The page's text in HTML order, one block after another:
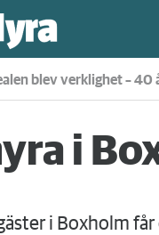
blev verklighet –
i
i Boxholm